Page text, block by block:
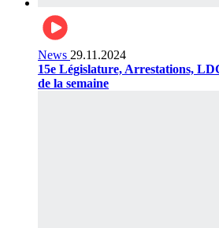
News 29.11.2024
15e Législature, Arrestations,
de la semaine